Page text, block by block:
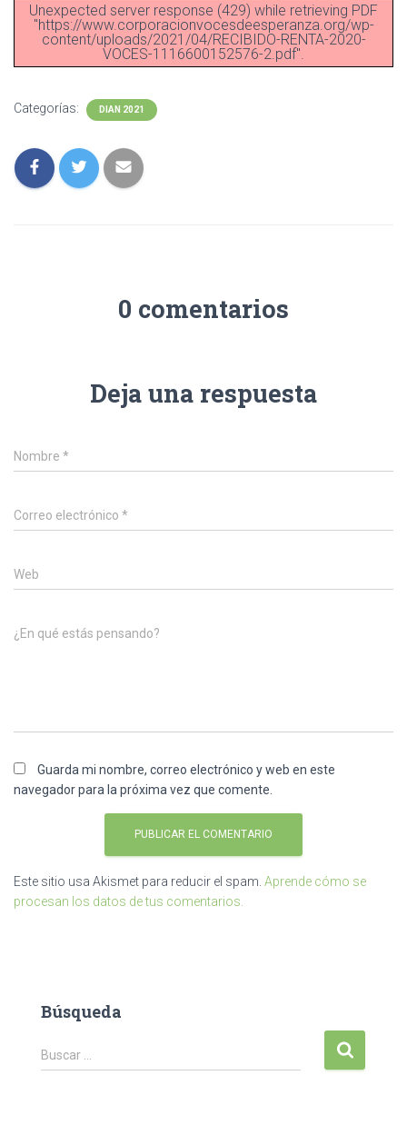
Unexpected server response (429) while retrieving PDF
"https://www.corporacionvocesdeesperanza.org/wp-
content/uploads/2021/04/RECIBIDO-RENTA-2020-
VOCES-1116600152576-2.pdf".
Categorías: DIAN 2021
0 comentarios
Deja una respuesta
Nombre *
Correo electrónico *
Web
¿En qué estás pensando?
Guarda mi nombre, correo electrónico y web en este
navegador para la próxima vez que comente.
Este sitio usa Akismet para reducir el spam. Aprende cómo se
procesan los datos de tus comentarios.
Búsqueda
B
u
Buscar …